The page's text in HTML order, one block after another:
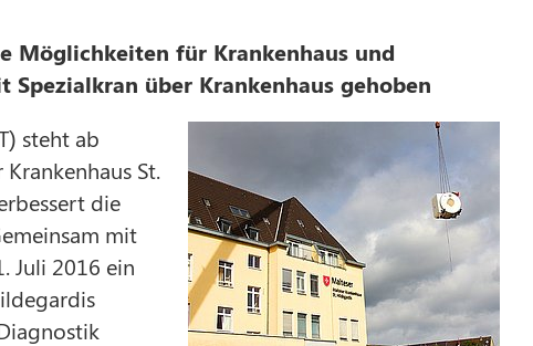
Möglichkeiten für Krankenhaus und
Spezialkran über Krankenhaus gehoben
steht ab
St.
die
mit
Juli 2016 ein